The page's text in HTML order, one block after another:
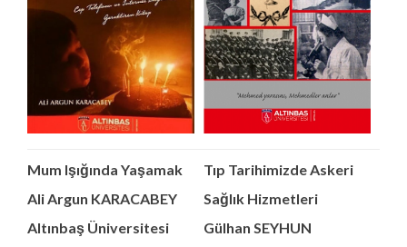
Mum Işığında Yaşamak
Ali Argun KARACABEY
Altınbaş Üniversitesi
Tıp Tarihimizde Askeri
Sağlık Hizmetleri
Gülhan SEYHUN